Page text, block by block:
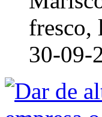
fresco,
30-09-